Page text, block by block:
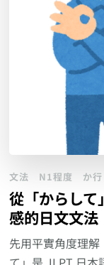
文法 N1程度 か行
從「からし
感的日文文法
先用平實角度理